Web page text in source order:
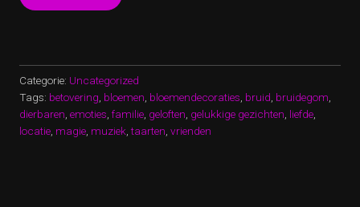
TROUWERIJ:
MAGIE”
Categorie: Uncategorized
Tags: betovering bloemen bloemendecoraties bruid bruidegom
dierbaren emoties familie geloften gelukkige gezichten liefde
locatie magie muziek ,taarten vrienden